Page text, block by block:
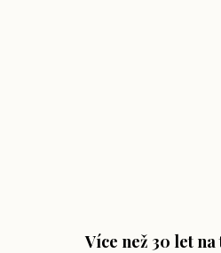
Více než 30 let